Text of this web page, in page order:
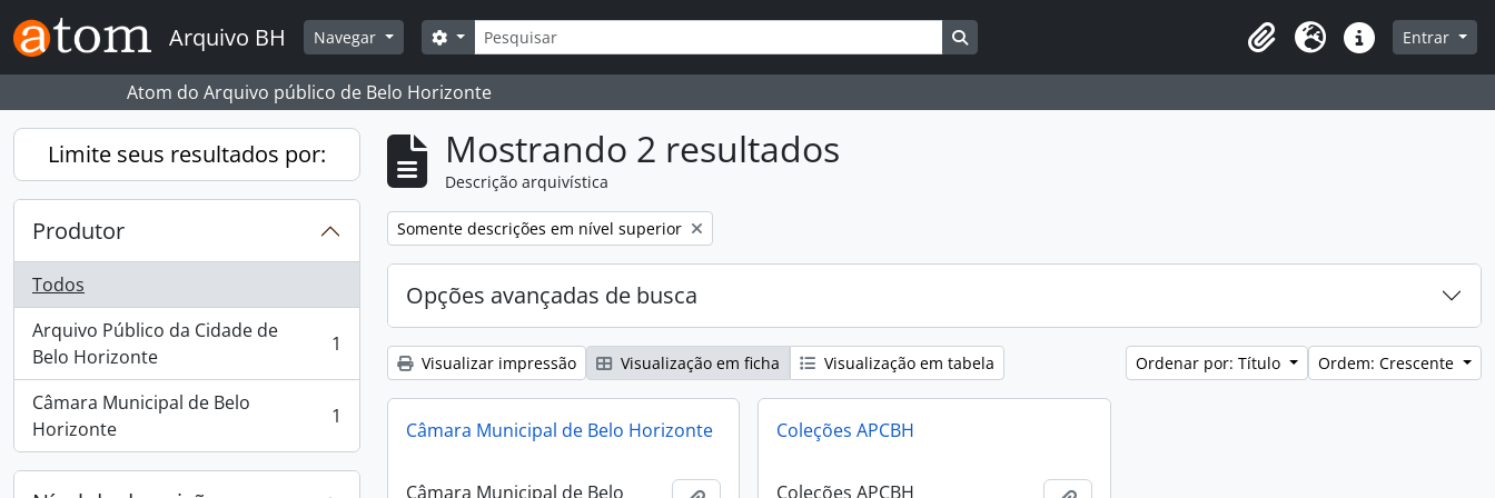
Skip to main content
Arquivo BH Navegar Buscar
Opções de busca
Área de Transferência
Idioma Atalhos Entrar
Atom do Arquivo público de Belo Horizonte
Limite seus resultados por:
Produtor
Todos
Arquivo Público da Cidade de
Belo Horizonte
, 1 resultados 1
Câmara Municipal de Belo
Horizonte
, 1 resultados 1
Mostrando 2 resultados
Descrição arquivística
Remover filtro:
Somente descrições em nível superior
Opções avançadas de busca
Visualizar impressão Visualização em ficha Visualização em tabela Ordenar por: Título Ordem: Crescente
Câmara Municipal de Belo Horizonte
Câmara Municipal de Belo
Coleções APCBH
Coleções APCBH